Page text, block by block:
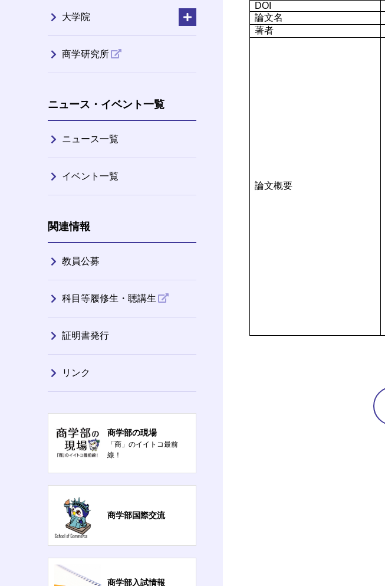
DOI
論文名
著者
論文概要
大学院
商学研究所
ニュース・イベント一覧
ニュース一覧
イベント一覧
関連情報
教員公募
科目等履修生・聴講生
証明書発行
リンク
商学部の現場
「商」のイイトコ最前
線！
商学部国際交流
商学部入試情報